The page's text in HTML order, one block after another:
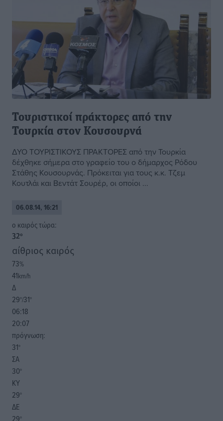
Τουριστικοί πράκτορες από την
Τουρκία στον Κουσουρνά
ΔΥΟ ΤΟΥΡΙΣΤΙΚΟΥΣ ΠΡΑΚΤΟΡΕΣ από την Τουρκία
δέχθηκε σήμερα στο γραφείο του ο δήμαρχος Ρόδου
Στάθης Κουσουρνάς. Πρόκειται για τους κ.κ. Τζεμ
Κουτλάι και Βεντάτ Σουρέρ, οι οποίοι ...
06.08.14, 16:21
o καιρός τώρα:
32°
αίθριος καιρός
73%
41km/h
Δ
29°/31°
06:18
20:07
πρόγνωση:
31°
ΣΑ
30°
ΚΥ
29°
ΔΕ
29°